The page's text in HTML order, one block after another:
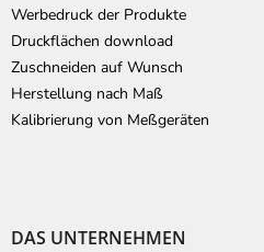
Werbedruck der Produkte
Druckflächen download
Zuschneiden auf Wunsch
Herstellung nach Maß
Kalibrierung von Meßgeräten
DAS UNTERNEHMEN